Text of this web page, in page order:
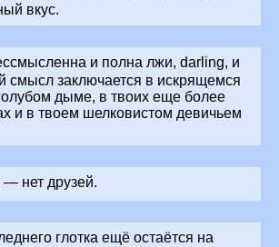
вкус.
и полна лжи, darling, и
смысл заключается в искрящемся
дыме, в твоих еще более
и в твоем шелковистом девичьем
— нет друзей.
глотка ещё остаётся на